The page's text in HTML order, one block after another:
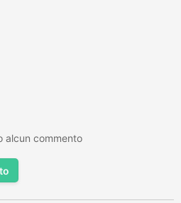
alcun commento